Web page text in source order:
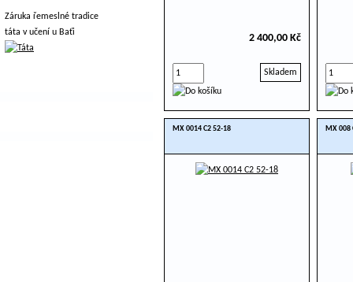
2 400,00 Kč
Skladem
MX 0014 C2 52-18 MX 008
Záruka řemeslné tradice
táta v učení u Baťi